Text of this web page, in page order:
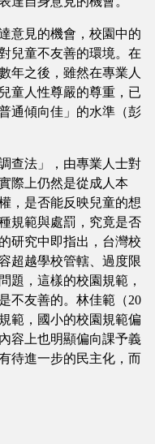
意見的機會，校園中的
兒童不友善的環境。在
年之後，雖然在專業人
童人性尊嚴的尊重，已
通傾向佳」的水準（彭
查法」，由專業人士對
際上仍然是從成人本
，是否能反映兒童的想
規範與處罰，究竟是否
研究中即指出，台灣校
超越學校管轄、過度限
題，這樣的校園規範，
不友善的。林佳範（20
範，國小的校園規範偏
容上也明顯偏向課予義
待進一步的民主化，而